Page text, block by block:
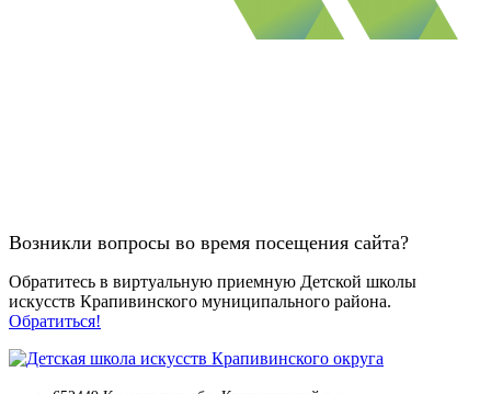
Возникли вопросы во время посещения сайта?
Обратитесь в виртуальную приемную Детской школы
искусств Крапивинского муниципального района.
Обратиться!